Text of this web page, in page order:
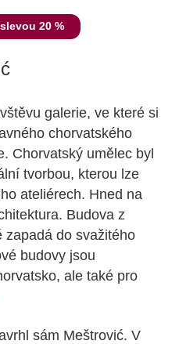
20 %
galerie, ve které si
chorvatského
Chorvatský umělec byl
tvorbou, kterou lze
ateliérech. Hned na
Budova z
zapadá do svažitého
budovy jsou
ale také pro
sám Meštrović. V